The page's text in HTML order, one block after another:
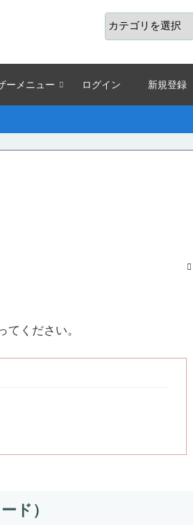
ーメニュー ログイン 新規登録
ください。
ド）